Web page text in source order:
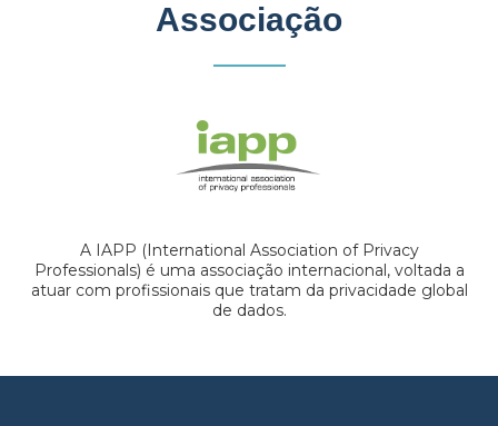
Associação
A IAPP (International Association of Privacy
Professionals) é uma associação internacional, voltada a
atuar com profissionais que tratam da privacidade global
de dados.